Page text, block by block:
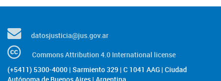
datosjusticia@jus.gov.ar
Commons Attribution 4.0 International license
(+5411) 5300-4000 | Sarmiento 329 | C 1041 AAG | Ciudad